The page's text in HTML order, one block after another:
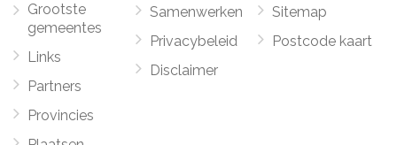
Grootste
gemeentes
Links
Partners
Provincies
Samenwerken
Privacybeleid
Disclaimer
Sitemap
Postcode kaart